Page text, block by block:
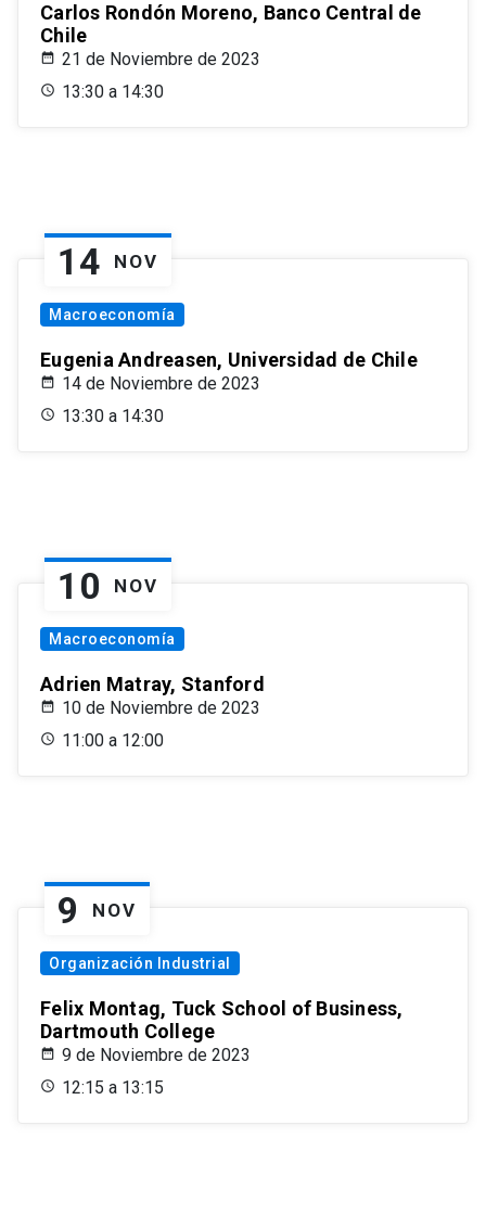
Carlos Rondón Moreno, Banco Central de
Chile
21 de Noviembre de 2023
13:30 a 14:30
14 NOV
Macroeconomía
Eugenia Andreasen, Universidad de Chile
14 de Noviembre de 2023
13:30 a 14:30
10 NOV
Macroeconomía
Adrien Matray, Stanford
10 de Noviembre de 2023
11:00 a 12:00
9 NOV
Organización Industrial
Felix Montag, Tuck School of Business,
Dartmouth College
9 de Noviembre de 2023
12:15 a 13:15